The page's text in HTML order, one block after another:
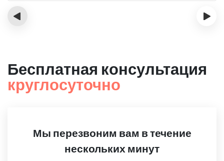
‹ ›
Бесплатная консультация
круглосуточно
Мы перезвоним вам в течение
нескольких минут